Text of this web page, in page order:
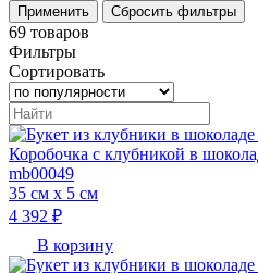
69 товаров
Фильтры
Сортировать
Коробочка с клубникой в
mb00049
35 см х 5 см
4 392 ₽
В корзину